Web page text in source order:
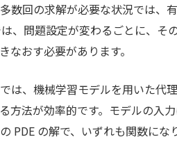
数回の求解が必要な状況では、
、問題設定が変わるごとに、
なおす必要があります。
は、機械学習モデルを用いた
方法が効率的です。モデルの入
PDE の解で、いずれも関数に